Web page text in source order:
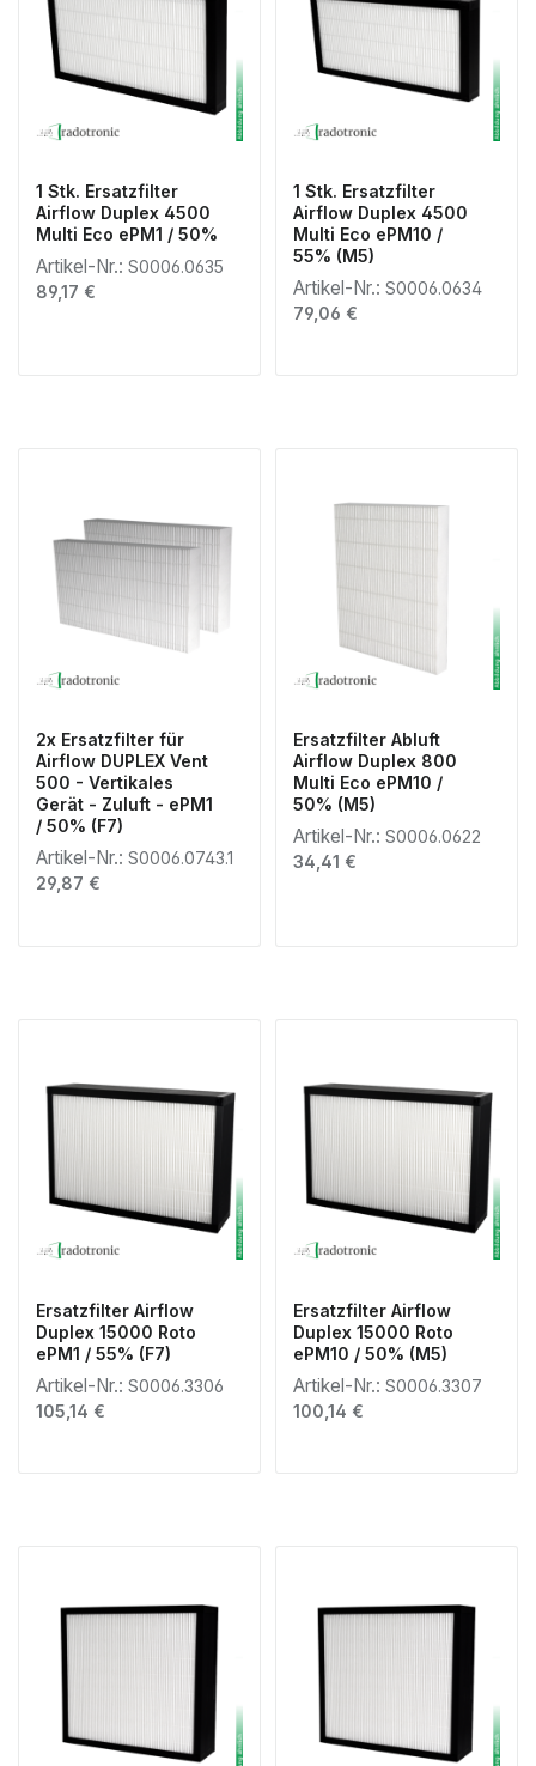
1 Stk. Ersatzfilter
Airflow Duplex 4500
Multi Eco ePM1 / 50%
Artikel-Nr.: S0006.0635
Regulärer Preis:
89,17 €
1 Stk. Ersatzfilter
Airflow Duplex 4500
Multi Eco ePM10 /
55% (M5)
Artikel-Nr.: S0006.0634
Regulärer Preis:
79,06 €
2x Ersatzfilter für
Airflow DUPLEX Vent
500 - Vertikales
Gerät - Zuluft - ePM1
/ 50% (F7)
Artikel-Nr.: S0006.0743.1
Regulärer Preis:
29,87 €
Ersatzfilter Abluft
Airflow Duplex 800
Multi Eco ePM10 /
50% (M5)
Artikel-Nr.: S0006.0622
Regulärer Preis:
34,41 €
Ersatzfilter Airflow
Duplex 15000 Roto
ePM1 / 55% (F7)
Artikel-Nr.: S0006.3306
Regulärer Preis:
105,14 €
Ersatzfilter Airflow
Duplex 15000 Roto
ePM10 / 50% (M5)
Artikel-Nr.: S0006.3307
Regulärer Preis:
100,14 €